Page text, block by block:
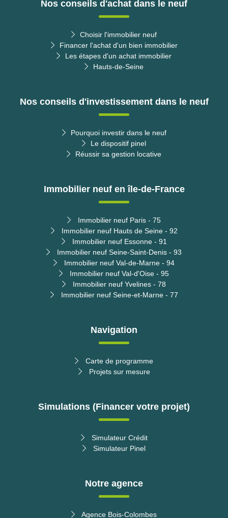
Télécharger la brochure
Nos conseils d'achat dans le neuf
Choisir l'immobilier neuf
Financer l'achat d'un bien immobilier
Les étapes d'un achat immobilier
Hauts-de-Seine
Nos conseils d'investissement dans le neuf
Pourquoi investir dans le neuf
Le dispositif pinel
Réussir sa gestion locative
Immobilier neuf en île-de-France
Immobilier neuf Paris - 75
Immobilier neuf Hauts de Seine - 92
Immobilier neuf Essonne - 91
Immobilier neuf Seine-Saint-Denis - 93
Immobilier neuf Val-de-Marne - 94
Immobilier neuf Val-d'Oise - 95
Immobilier neuf Yvelines - 78
Immobilier neuf Seine-et-Marne - 77
Navigation
Carte de programme
Projets sur mesure
Simulations (Financer votre projet)
Simulateur Crédit
Simulateur Pinel
Notre agence
Agence Bois-Colombes